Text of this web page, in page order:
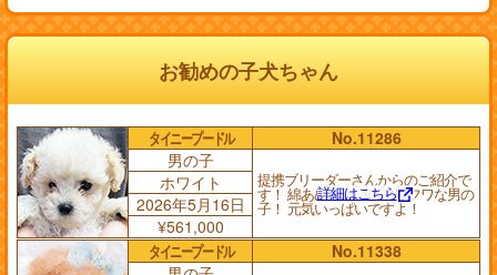
お勧めの子犬ちゃん
タイニープードル
No.11286
男の子
提携ブリーダーさんからのご紹介で
す！ 綿あめみたいにフワフワな男の
子！ 元気いっぱいですよ！
詳細はこちら
ホワイト
2026年5月16日
¥561,000
タイニープードル
No.11338